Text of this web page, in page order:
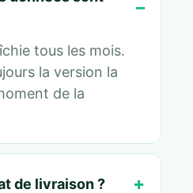
tous les mois.
la version la
de la
de livraison ?